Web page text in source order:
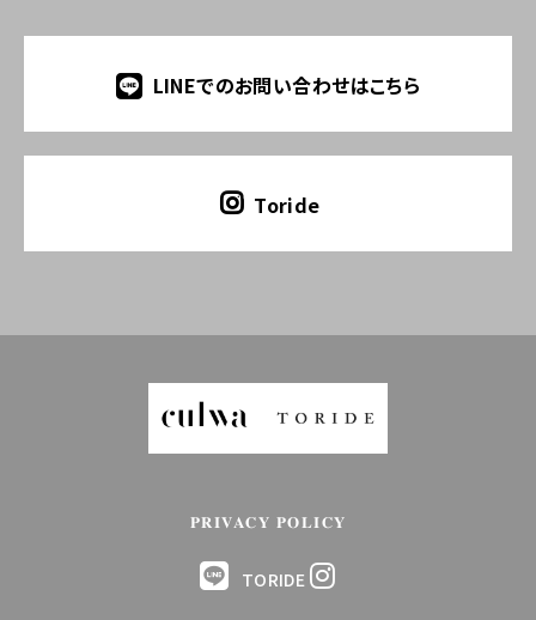
LINEでのお問い合わせはこちら
Toride
PRIVACY POLICY
TORIDE